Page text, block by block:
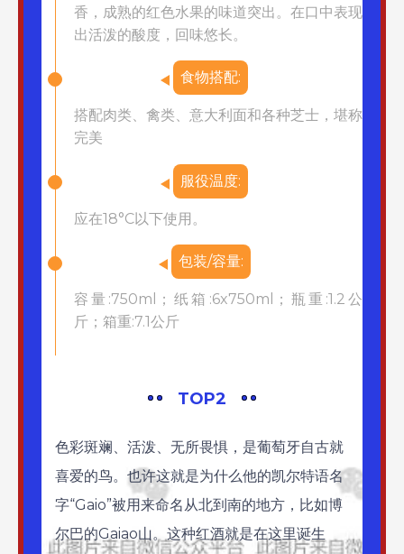
香，成熟的红色水果的味道突出。在口中表现
出活泼的酸度，回味悠长。
食物搭配:
搭配肉类、禽类、意大利面和各种芝士，堪称
完美
服役温度:
应在18°C以下使用。
包装/容量:
容量:750ml；纸箱:6x750ml；瓶重:1.2公
斤；箱重:7.1公斤
TOP2
色彩斑斓、活泼、无所畏惧，是葡萄牙自古就
喜爱的鸟。也许这就是为什么他的凯尔特语名
字“Gaio”被用来命名从北到南的地方，比如博
尔巴的Gaiao山。这种红酒就是在这里诞生